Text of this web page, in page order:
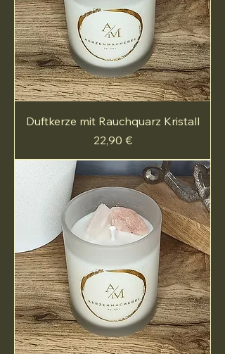
Duftkerze mit Rauchquarz Kristall
Preis
22,90 €